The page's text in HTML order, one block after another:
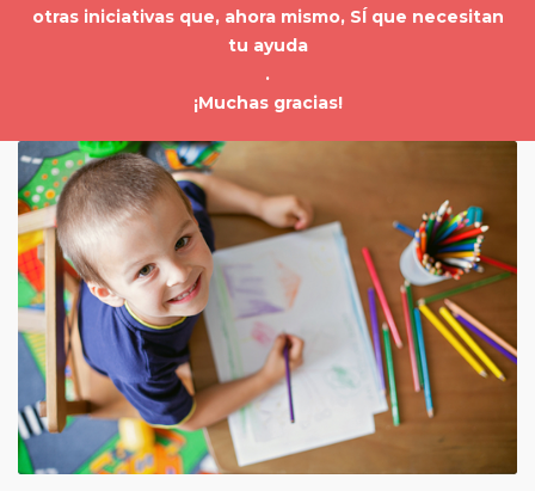
otras iniciativas que, ahora mismo, SÍ que necesitan
tu ayuda
.
¡Muchas gracias!